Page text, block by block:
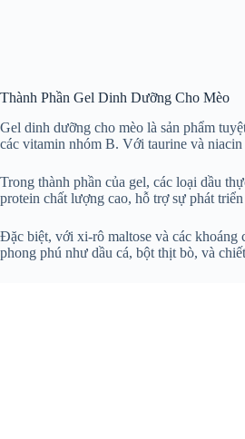
Thành Phần Gel Dinh Dưỡng Cho Mèo
Gel dinh dưỡng cho mèo là sản phẩm
các vitamin nhóm B. Với taurine và
Trong thành phần của gel, các loại dầu
protein chất lượng cao, hỗ trợ sự phát
Đặc biệt, với xi-rô maltose và các khoáng
phong phú như dầu cá, bột thịt bò, và